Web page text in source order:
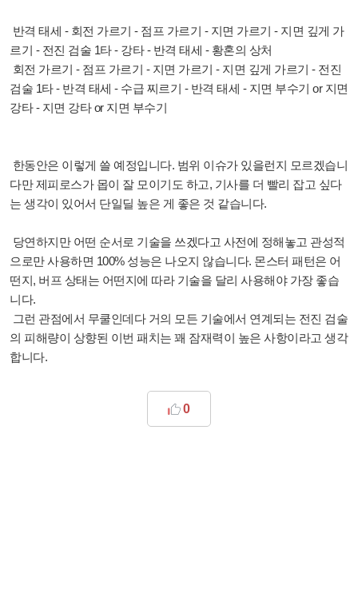
반격 태세 - 회전 가르기 - 점프 가르기 - 지면 가르기 - 지면 깊게 가
르기 - 전진 검술 1타 - 강타 - 반격 태세 - 황혼의 상처
회전 가르기 - 점프 가르기 - 지면 가르기 - 지면 깊게 가르기 - 전진
검술 1타 - 반격 태세 - 수급 찌르기 - 반격 태세 - 지면 부수기 or 지면
강타 - 지면 강타 or 지면 부수기
한동안은 이렇게 쓸 예정입니다. 범위 이슈가 있을런지 모르겠습니
다만 제피로스가 몹이 잘 모이기도 하고, 기사를 더 빨리 잡고 싶다
는 생각이 있어서 단일딜 높은 게 좋은 것 같습니다.
당연하지만 어떤 순서로 기술을 쓰겠다고 사전에 정해놓고 관성적
으로만 사용하면 100% 성능은 나오지 않습니다. 몬스터 패턴은 어
떤지, 버프 상태는 어떤지에 따라 기술을 달리 사용해야 가장 좋습
니다.
그런 관점에서 무쿨인데다 거의 모든 기술에서 연계되는 전진 검술
의 피해량이 상향된 이번 패치는 꽤 잠재력이 높은 사항이라고 생각
합니다.
0